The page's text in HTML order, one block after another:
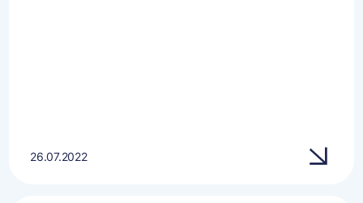
26.07.2022